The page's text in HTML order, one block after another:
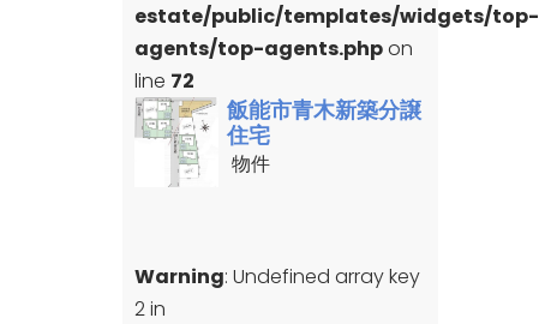
estate/public/templates/widgets/top-
agents/top-agents.phpon
line 72
飯能市青木新築分譲
住宅
物件
Warning: Undefined array key
2 in